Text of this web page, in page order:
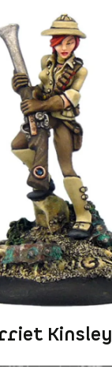
Kinsley